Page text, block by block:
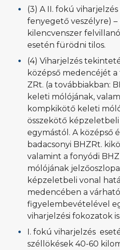
(3) A II. fokú
fenyegető veszélyre)
kilencvenszer
esetén fürödni tilos.
(4) Viharjelzés
középső medencéjét a
ZRt. (a továbbiakban:
keleti mólójának,
kompkikötő keleti
összekötő képzeletbeli
egymástól. A középső
badacsonyi BHZRt.
valamint a fonyódi
mólójának
képzeletbeli vonal
medencében a
figyelembevételével
viharjelzési fokozatok
I. fokú viharjelzés
széllökések 40-60